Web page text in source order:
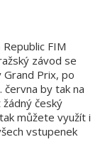
FIM
závod se
Prix, po
června by tak na
český
můžete využít i
vstupenek